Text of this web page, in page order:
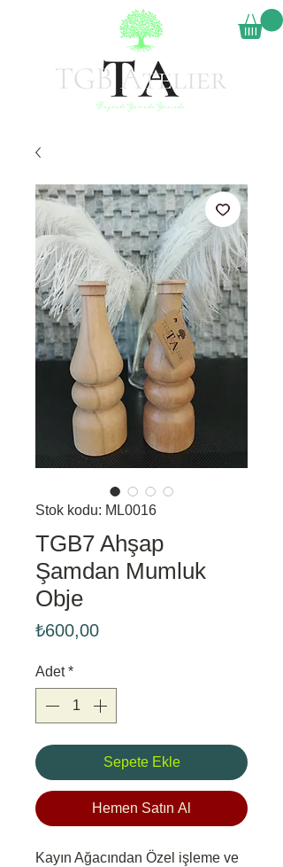
Stok kodu: ML0016
TGB7 Ahşap
Şamdan Mumluk
Obje
₺600,00Fiyat
Adet *
Sepete Ekle
Hemen Satın Al
Kayın Ağacından Özel işleme ve